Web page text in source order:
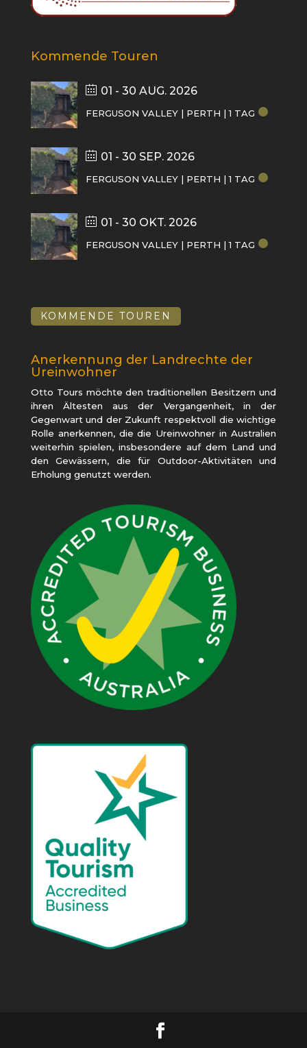
Kommende Touren
01 - 30 AUG. 2026
FERGUSON VALLEY | PERTH | 1 TAG
01 - 30 SEP. 2026
FERGUSON VALLEY | PERTH | 1 TAG
01 - 30 OKT. 2026
FERGUSON VALLEY | PERTH | 1 TAG
KOMMENDE TOUREN
Anerkennung der Landrechte der
Ureinwohner
Otto Tours möchte den traditionellen Besitzern und
ihren Ältesten aus der Vergangenheit, in der
Gegenwart und der Zukunft respektvoll die wichtige
Rolle anerkennen, die die Ureinwohner in Australien
weiterhin spielen, insbesondere auf dem Land und
den Gewässern, die für Outdoor-Aktivitäten und
Erholung genutzt werden.